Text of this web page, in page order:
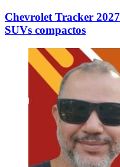
Chevrolet Tracker
SUVs compactos